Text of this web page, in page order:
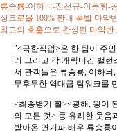
류승룡-이하늬-진선규-이동휘-
싱크로율 100% 짠내 폭발 마약
최고의 호흡으로 완성된 마약
"<극한직업>은 한 팀이 주
리 그리고 각 캐릭터간 밸
서 관객들은 류승룡, 이하늬
무후무한 역대급 팀워크를
<최종병기 활><광해, 왕이
의 모든 것> 등 유쾌한 웃음
받아온 연기파 배우 류승룡